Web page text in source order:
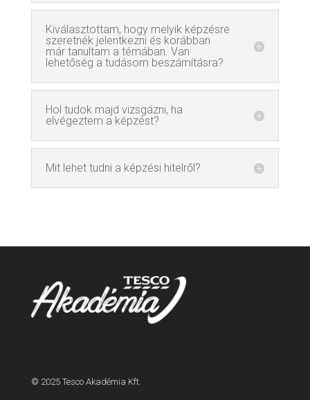
Kiválasztottam, hogy melyik képzésre
szeretnék jelentkezni és korábban
már tanultam a témában. Van
lehetőség a tudásom beszámításra?
Hol tudok majd vizsgázni, ha
elvégeztem a képzést?
Mit lehet tudni a képzési hitelről?
© 2025 Tesco Akadémia Kft.